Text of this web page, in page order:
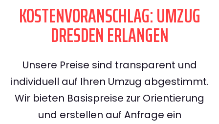
KOSTENVORANSCHLAG: UMZUG
DRESDEN ERLANGEN
Unsere Preise sind transparent und
individuell auf Ihren Umzug abgestimmt.
Wir bieten Basispreise zur Orientierung
und erstellen auf Anfrage ein